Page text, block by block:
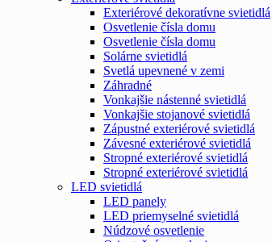
Exteriérové dekoratívne svietidlá
Osvetlenie čísla domu
Osvetlenie čísla domu
Solárne svietidlá
Svetlá upevnené v zemi
Záhradné
Vonkajšie nástenné svietidlá
Vonkajšie stojanové svietidlá
Zápustné exteriérové svietidlá
Závesné exteriérové svietidlá
Stropné exteriérové svietidlá
Stropné exteriérové svietidlá
LED svietidlá
LED panely
LED priemyselné svietidlá
Núdzové osvetlenie